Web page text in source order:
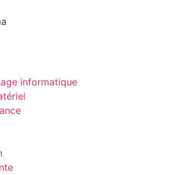
informatique